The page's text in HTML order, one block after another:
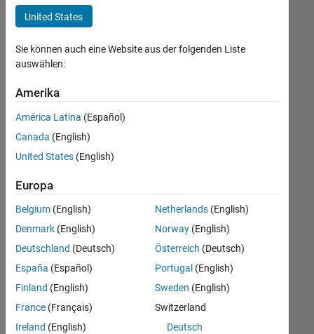
Information Technology
Commercial Sales
Customer Support
Education Sales
Business Model Team
+4
Derzeit
es
keine
offenen
Stellen,
Ihren
Suchkriterien
entsprechen.
können
die
Suchkriterien
weiter
fassen
oder
United States
Sie können auch eine Website aus der folgenden Liste
auswählen:
Amerika
América Latina (Español)
Canada (English)
United States (English)
Europa
Belgium (English)
Denmark (English)
Deutschland (Deutsch)
España (Español)
Finland (English)
France (Français)
Ireland (English)
Netherlands(English)
Norway(English)
Österreich (Deutsch)
Portugal (English)
Sweden (English)
Switzerland
Deutsch